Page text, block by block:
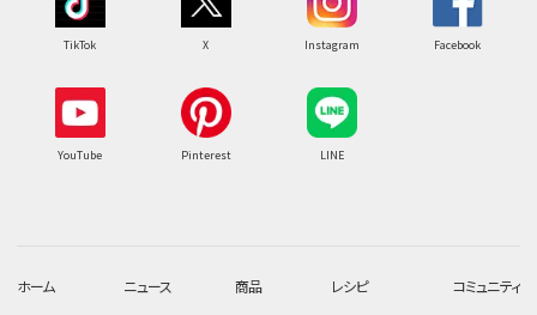
TikTok X Instagram Facebook
YouTube Pinterest LINE
ホーム ニュース 商品 レシピ コミュニティ